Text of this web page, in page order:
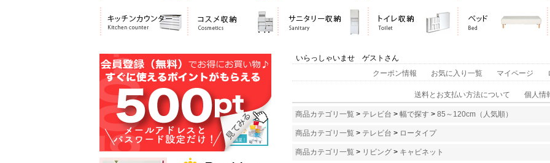
いらっしゃいませ ゲストさん
クーポン情報
お気に入り一覧 マイページ
送料とお支払い方法について 個人情
商品カテゴリ一覧 > テレビ台 > 幅で探す > 85～120cm（人気順）
商品カテゴリ一覧 > テレビ台 > ロータイプ
商品カテゴリ一覧 > リビング > キャビネット